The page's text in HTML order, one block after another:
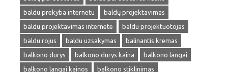
baldu prekyba internetu
baldų projektavimas
baldu projektavimas internete
baldu projektuotojas
baldu rojus
baldu uzsakymas
balinantis kremas
balkono durys
balkono durys kaina
balkono langai
balkono langai kainos
balkono stiklinimas